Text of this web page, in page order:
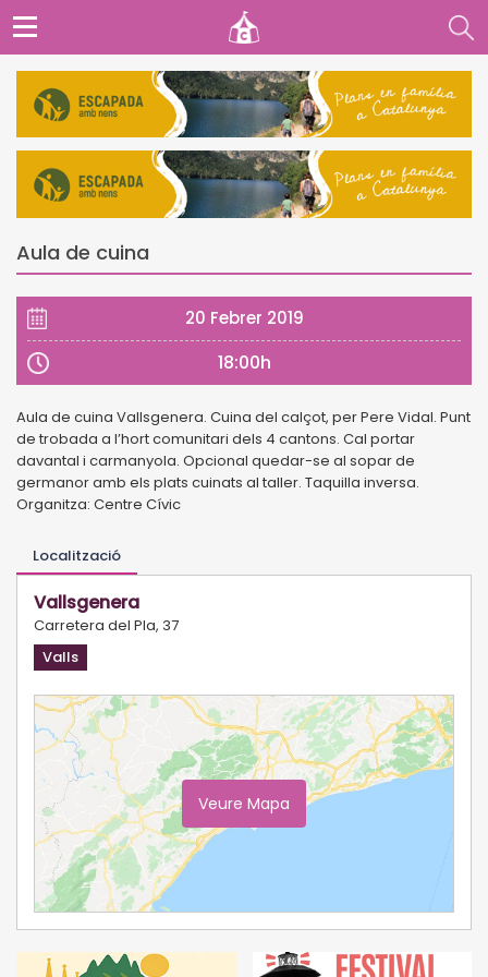
Aula de cuina
20 Febrer 2019
18:00h
Aula de cuina Vallsgenera. Cuina del calçot, per Pere Vidal. Punt
de trobada a l’hort comunitari dels 4 cantons. Cal portar
davantal i carmanyola. Opcional quedar-se al sopar de
germanor amb els plats cuinats al taller. Taquilla inversa.
Organitza: Centre Cívic
Localització
Vallsgenera
Carretera del Pla, 37
Valls
Veure Mapa